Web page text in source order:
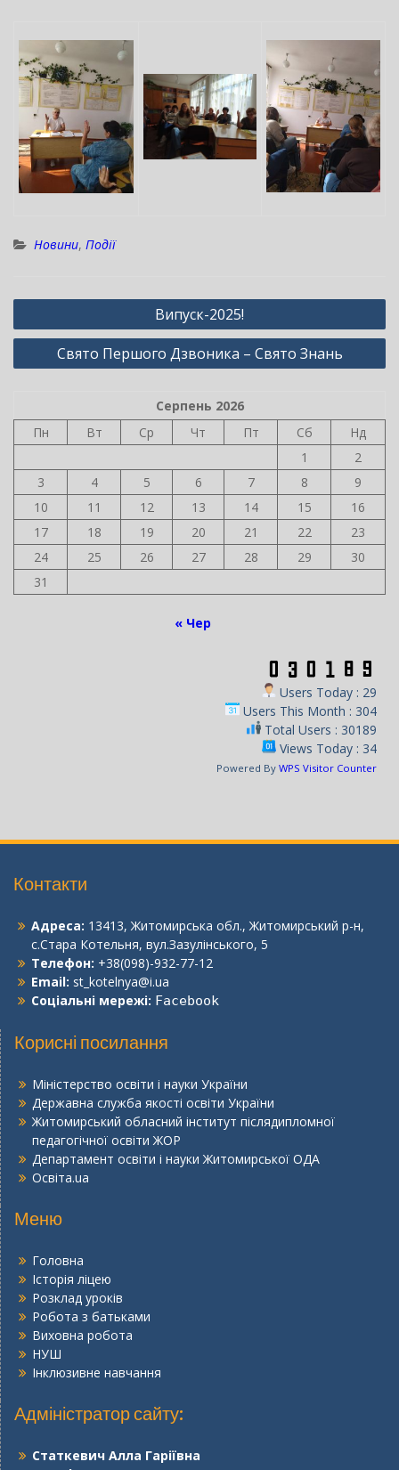
Новини, Події
Навігація
записів
Випуск-2025!
Свято Першого Дзвоника – Свято Знань
Серпень 2026
Пн
Вт Ср Чт Пт Сб
Нд
1
2
3
4 5 6 7 8
9
10
11 12 13 14 15
16
17
18 19 20 21 22
23
24
25 26 27 28 29
30
31
« Чер
Users Today : 29
Users This Month : 304
Total Users : 30189
Views Today : 34
Powered By WPS Visitor Counter
Контакти
Адреса: 13413, Житомирська обл., Житомирський р-н,
с.Стара Котельня, вул.Зазулінського, 5
Телефон: +38(098)-932-77-12
Email: st_kotelnya@i.ua
Соціальні мережі: Facebook
Корисні посилання
Міністерство освіти і науки України
Державна служба якості освіти України
Житомирський обласний інститут післядипломної
педагогічної освіти ЖОР
Департамент освіти і науки Житомирської ОДА
Освіта.ua
Меню
Головна
Історія ліцею
Розклад уроків
Робота з батьками
Виховна робота
НУШ
Інклюзивне навчання
Адміністратор сайту:
Статкевич Алла Гаріївна